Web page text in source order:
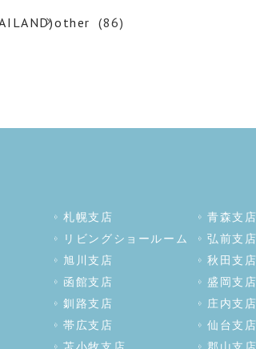
other (86)
札幌支店
リビングショールーム
旭川支店
函館支店
釧路支店
帯広支店
青森支店
弘前支店
秋田支店
盛岡支店
庄内支店
仙台支店